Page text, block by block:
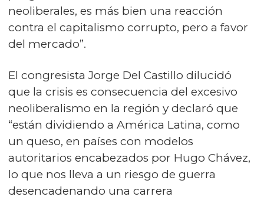
neoliberales, es más bien una reacción
contra el capitalismo corrupto, pero a favor
del mercado”.
El congresista Jorge Del Castillo dilucidó
que la crisis es consecuencia del excesivo
neoliberalismo en la región y declaró que
“están dividiendo a América Latina, como
un queso, en países con modelos
autoritarios encabezados por Hugo Chávez,
lo que nos lleva a un riesgo de guerra
desencadenando una carrera